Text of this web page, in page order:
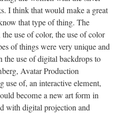
I think that would make a great
that type of thing. The
use of color, the use of color
of things were very unique and
the use of digital backdrops to
Avatar Production
use of, an interactive element,
become a new art form in
with digital projection and